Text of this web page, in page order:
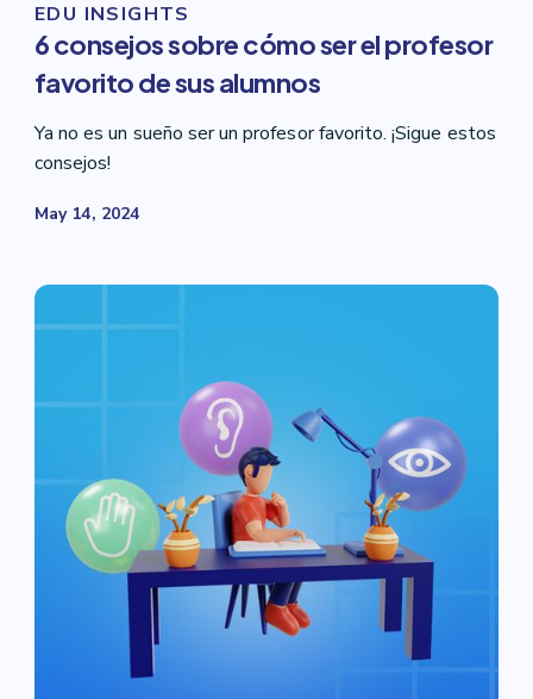
EDU INSIGHTS
6 consejos sobre cómo ser el profesor
favorito de sus alumnos
Ya no es un sueño ser un profesor favorito. ¡Sigue estos
consejos!
May 14, 2024